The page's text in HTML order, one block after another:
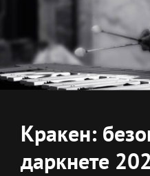
Кракен:
даркнете